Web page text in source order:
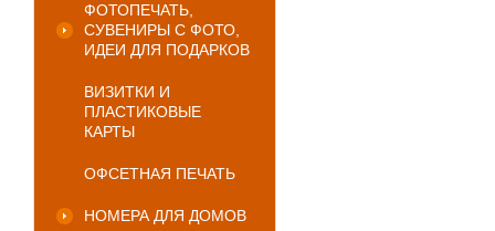
ФОТОПЕЧАТЬ,
СУВЕНИРЫ С ФОТО,
ИДЕИ ДЛЯ ПОДАРКОВ
ВИЗИТКИ И
ПЛАСТИКОВЫЕ
КАРТЫ
ОФСЕТНАЯ ПЕЧАТЬ
НОМЕРА ДЛЯ ДОМОВ